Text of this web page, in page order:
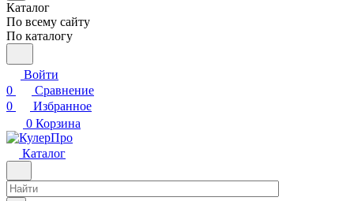
Каталог
По всему сайту
По каталогу
Войти
0
Сравнение
0
Избранное
0 Корзина
Каталог